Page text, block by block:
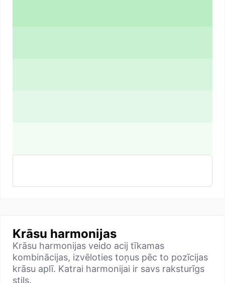
Krāsu harmonijas
Krāsu harmonijas veido acij tīkamas
kombinācijas, izvēloties toņus pēc to pozīcijas
krāsu aplī. Katrai harmonijai ir savs raksturīgs
stils.